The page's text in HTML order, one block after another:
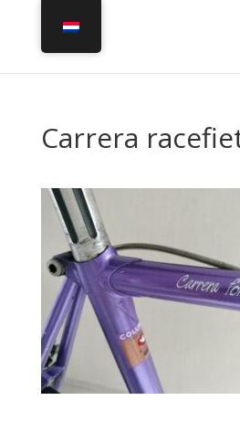
Carrera